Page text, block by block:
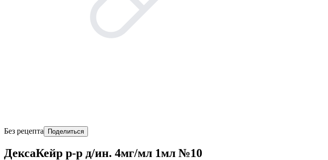
Без рецепта Поделиться
ДексаКейр р-р д/ин. 4мг/мл 1мл №10